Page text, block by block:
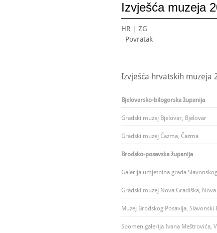
Izvješća muzeja
HR |ZG
Povratak
Izvješća hrvatskih muzeja
Bjelovarsko-bilogorska županija
Gradski muzej Bjelovar, Bjelovar
Gradski muzej Čazma, Čazma
Brodsko-posavska županija
Galerija umjetnina grada
Gradski muzej Nova Gradiška,
Muzej Brodskog Posavlja, Slavonski
Spomen galerija Ivana Meštrovića,